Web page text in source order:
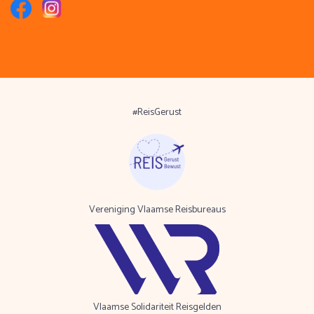
#ReisGerust
Vereniging Vlaamse Reisbureaus
Vlaamse Solidariteit Reisgelden